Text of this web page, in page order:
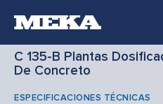
C 135-B Plantas
De Concreto
ESPECIFICACIONES TÉCNICAS